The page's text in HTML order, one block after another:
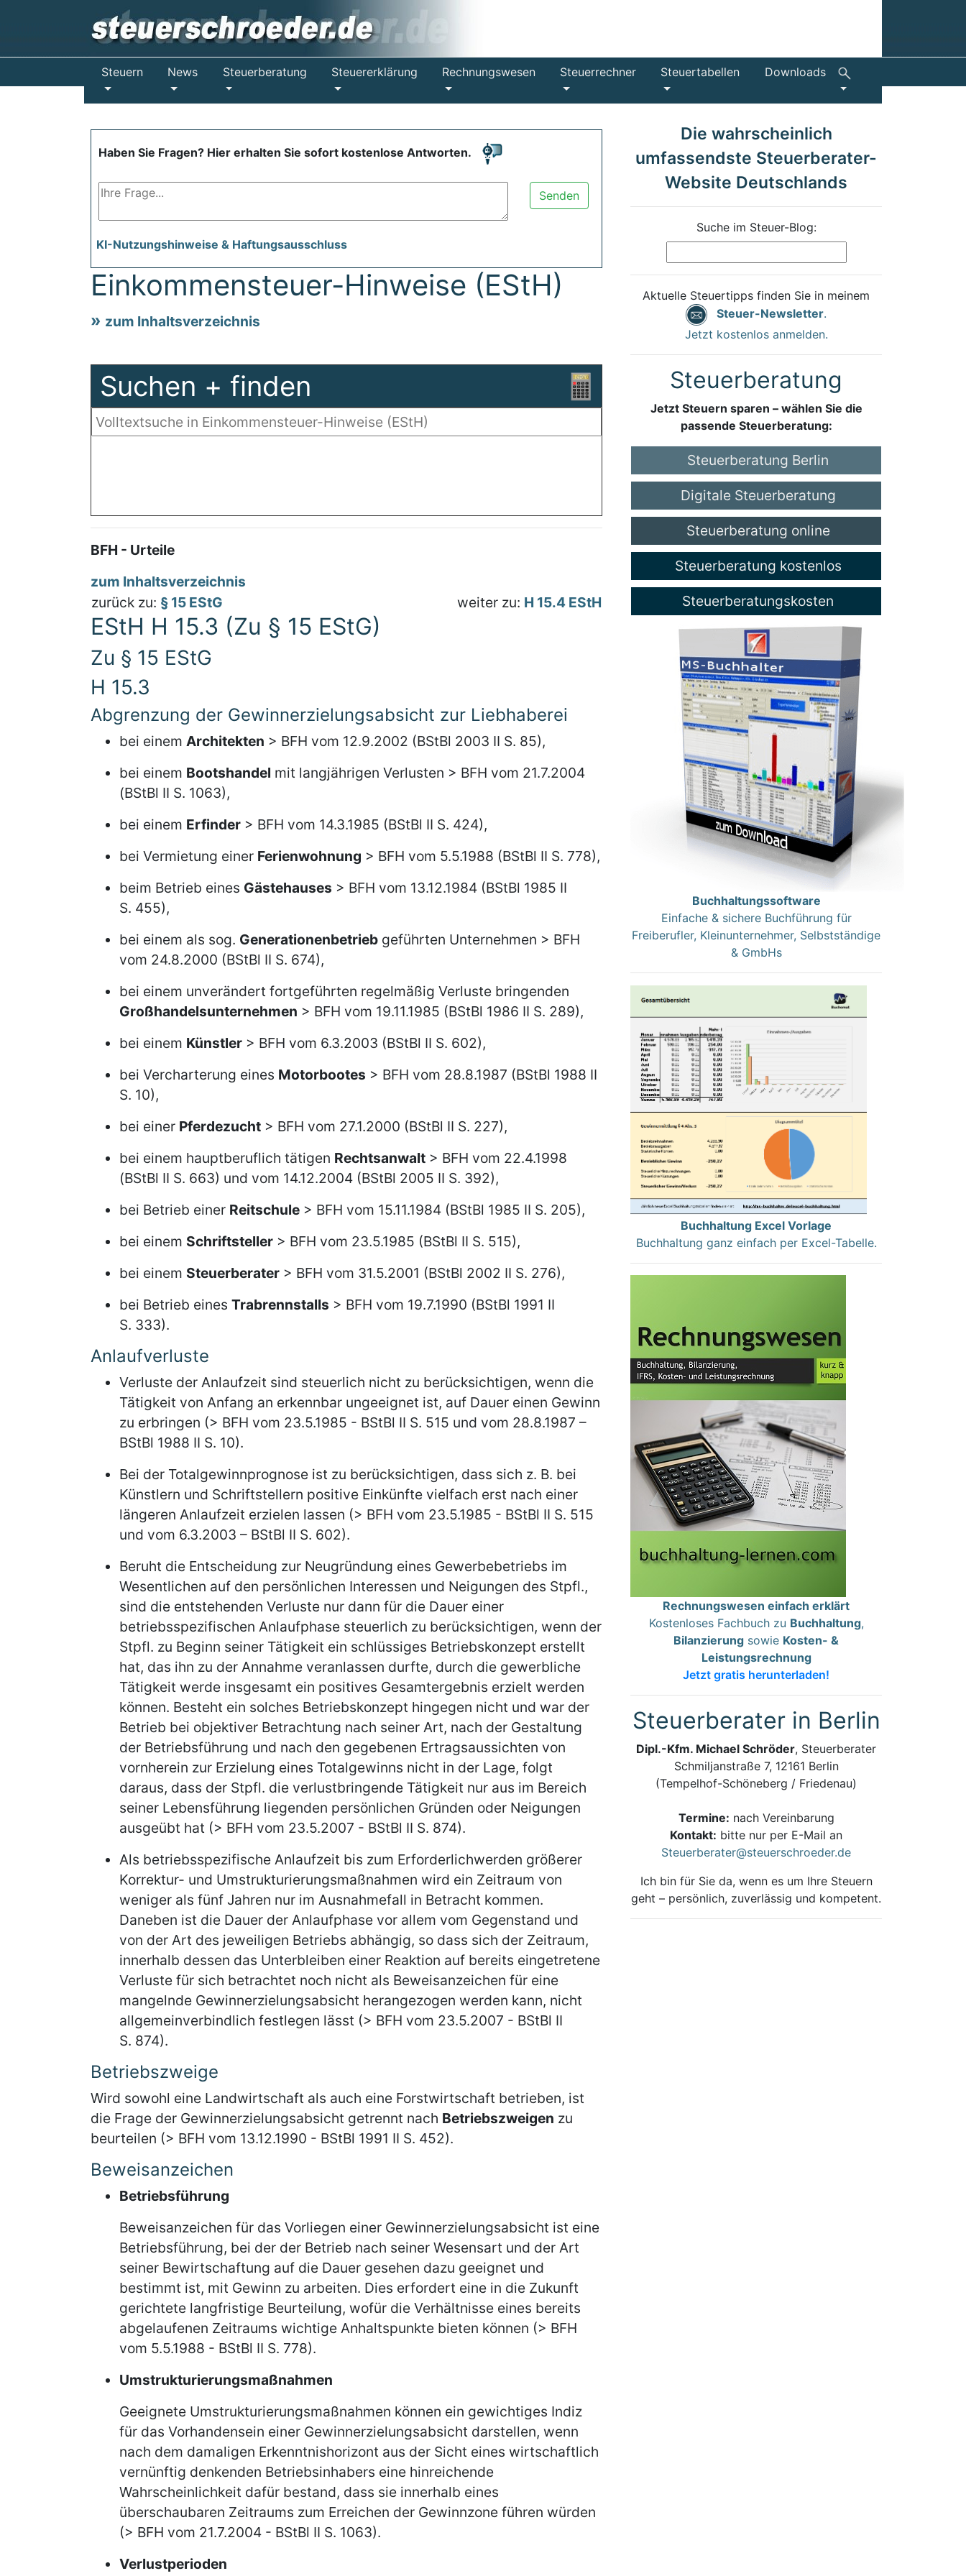
Steuern News Steuerberatung Steuererklärung Rechnungswesen Steuerrechner Steuertabellen Downloads
Haben Sie Fragen? Hier erhalten Sie sofort kostenlose Antworten.
Senden
KI-Nutzungshinweise & Haftungsausschluss
Einkommensteuer-Hinweise (EStH)
zum Inhaltsverzeichnis
Suchen + finden
BFH - Urteile
zum Inhaltsverzeichnis
zurück zu: § 15 EStG weiter zu: H 15.4 EStH
EStH H 15.3 (Zu § 15 EStG)
Zu § 15 EStG
H 15.3
Abgrenzung der Gewinnerzielungsabsicht zur Liebhaberei
bei einem Architekten > BFH vom 12.9.2002 (BStBl 2003 II S. 85),
bei einem Bootshandel mit langjährigen Verlusten > BFH vom 21.7.2004
(BStBl II S. 1063),
bei einem Erfinder > BFH vom 14.3.1985 (BStBl II S. 424),
bei Vermietung einer Ferienwohnung > BFH vom 5.5.1988 (BStBl II S. 778),
beim Betrieb eines Gästehauses > BFH vom 13.12.1984 (BStBl 1985 II
S. 455),
bei einem als sog. Generationenbetrieb geführten Unternehmen > BFH
vom 24.8.2000 (BStBl II S. 674),
bei einem unverändert fortgeführten regelmäßig Verluste bringenden
Großhandelsunternehmen > BFH vom 19.11.1985 (BStBl 1986 II S. 289),
bei einem Künstler > BFH vom 6.3.2003 (BStBl II S. 602),
bei Vercharterung eines Motorbootes > BFH vom 28.8.1987 (BStBl 1988 II
S. 10),
bei einer Pferdezucht > BFH vom 27.1.2000 (BStBl II S. 227),
bei einem hauptberuflich tätigen Rechtsanwalt > BFH vom 22.4.1998
(BStBl II S. 663) und vom 14.12.2004 (BStBl 2005 II S. 392),
bei Betrieb einer Reitschule > BFH vom 15.11.1984 (BStBl 1985 II S. 205),
bei einem Schriftsteller > BFH vom 23.5.1985 (BStBl II S. 515),
bei einem Steuerberater > BFH vom 31.5.2001 (BStBl 2002 II S. 276),
bei Betrieb eines Trabrennstalls > BFH vom 19.7.1990 (BStBl 1991 II
S. 333).
Anlaufverluste
Verluste der Anlaufzeit sind steuerlich nicht zu berücksichtigen, wenn die
Tätigkeit von Anfang an erkennbar ungeeignet ist, auf Dauer einen Gewinn
zu erbringen (> BFH vom 23.5.1985 - BStBl II S. 515 und vom 28.8.1987 –
BStBl 1988 II S. 10).
Bei der Totalgewinnprognose ist zu berücksichtigen, dass sich z. B. bei
Künstlern und Schriftstellern positive Einkünfte vielfach erst nach einer
längeren Anlaufzeit erzielen lassen (> BFH vom 23.5.1985 - BStBl II S. 515
und vom 6.3.2003 – BStBl II S. 602).
Beruht die Entscheidung zur Neugründung eines Gewerbebetriebs im
Wesentlichen auf den persönlichen Interessen und Neigungen des Stpfl.,
sind die entstehenden Verluste nur dann für die Dauer einer
betriebsspezifischen Anlaufphase steuerlich zu berücksichtigen, wenn der
Stpfl. zu Beginn seiner Tätigkeit ein schlüssiges Betriebskonzept erstellt
hat, das ihn zu der Annahme veranlassen durfte, durch die gewerbliche
Tätigkeit werde insgesamt ein positives Gesamtergebnis erzielt werden
können. Besteht ein solches Betriebskonzept hingegen nicht und war der
Betrieb bei objektiver Betrachtung nach seiner Art, nach der Gestaltung
der Betriebsführung und nach den gegebenen Ertragsaussichten von
vornherein zur Erzielung eines Totalgewinns nicht in der Lage, folgt
daraus, dass der Stpfl. die verlustbringende Tätigkeit nur aus im Bereich
seiner Lebensführung liegenden persönlichen Gründen oder Neigungen
ausgeübt hat (> BFH vom 23.5.2007 - BStBl II S. 874).
Als betriebsspezifische Anlaufzeit bis zum Erforderlichwerden größerer
Korrektur- und Umstrukturierungsmaßnahmen wird ein Zeitraum von
weniger als fünf Jahren nur im Ausnahmefall in Betracht kommen.
Daneben ist die Dauer der Anlaufphase vor allem vom Gegenstand und
von der Art des jeweiligen Betriebs abhängig, so dass sich der Zeitraum,
innerhalb dessen das Unterbleiben einer Reaktion auf bereits eingetretene
Verluste für sich betrachtet noch nicht als Beweisanzeichen für eine
mangelnde Gewinnerzielungsabsicht herangezogen werden kann, nicht
allgemeinverbindlich festlegen lässt (> BFH vom 23.5.2007 - BStBl II
S. 874).
Betriebszweige
Wird sowohl eine Landwirtschaft als auch eine Forstwirtschaft betrieben, ist
die Frage der Gewinnerzielungsabsicht getrennt nach Betriebszweigen zu
beurteilen (> BFH vom 13.12.1990 - BStBl 1991 II S. 452).
Beweisanzeichen
Betriebsführung
Beweisanzeichen für das Vorliegen einer Gewinnerzielungsabsicht ist eine
Betriebsführung, bei der der Betrieb nach seiner Wesensart und der Art
seiner Bewirtschaftung auf die Dauer gesehen dazu geeignet und
bestimmt ist, mit Gewinn zu arbeiten. Dies erfordert eine in die Zukunft
gerichtete langfristige Beurteilung, wofür die Verhältnisse eines bereits
abgelaufenen Zeitraums wichtige Anhaltspunkte bieten können (> BFH
vom 5.5.1988 - BStBl II S. 778).
Umstrukturierungsmaßnahmen
Geeignete Umstrukturierungsmaßnahmen können ein gewichtiges Indiz
für das Vorhandensein einer Gewinnerzielungsabsicht darstellen, wenn
nach dem damaligen Erkenntnishorizont aus der Sicht eines wirtschaftlich
vernünftig denkenden Betriebsinhabers eine hinreichende
Wahrscheinlichkeit dafür bestand, dass sie innerhalb eines
überschaubaren Zeitraums zum Erreichen der Gewinnzone führen würden
(> BFH vom 21.7.2004 - BStBl II S. 1063).
Verlustperioden
Die wahrscheinlich
umfassendste Steuerberater-
Website Deutschlands
Suche im Steuer-Blog:
Aktuelle Steuertipps finden Sie in meinem
Steuer-Newsletter.
Jetzt kostenlos anmelden.
Steuerberatung
Jetzt Steuern sparen – wählen Sie die
passende Steuerberatung:
Steuerberatung Berlin
Digitale Steuerberatung
Steuerberatung online
Steuerberatung kostenlos
Steuerberatungskosten
Buchhaltungssoftware
Einfache & sichere Buchführung für
Freiberufler, Kleinunternehmer, Selbstständige
& GmbHs
Buchhaltung Excel Vorlage
Buchhaltung ganz einfach per Excel-Tabelle.
Rechnungswesen einfach erklärt
Kostenloses Fachbuch zu Buchhaltung,
Bilanzierung sowie Kosten- &
Leistungsrechnung
Jetzt gratis herunterladen!
Steuerberater in Berlin
Dipl.-Kfm. Michael Schröder, Steuerberater
Schmiljanstraße 7, 12161 Berlin
(Tempelhof-Schöneberg / Friedenau)
Termine: nach Vereinbarung
Kontakt: bitte nur per E-Mail an
Steuerberater@steuerschroeder.de
Ich bin für Sie da, wenn es um Ihre Steuern
geht – persönlich, zuverlässig und kompetent.